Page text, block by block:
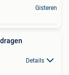
Gisteren
Details